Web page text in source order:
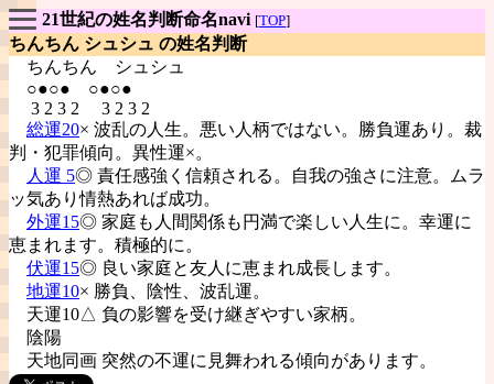
21世紀の姓名判断命名navi [TOP]
ちんちん シュシュ の姓名判断
ちんちん
シュシュ
○●○● ○●○●
3 2 3 2 3 2 3 2
総運20× 波乱の人生。悪い人柄ではない。勝負運あり。裁
判・犯罪傾向。異性運×。
人運 5◎ 責任感強く信頼される。自我の強さに注意。ムラ
ッ気あり情熱あれば成功。
外運15◎ 家庭も人間関係も円満で楽しい人生に。幸運に
恵まれます。積極的に。
伏運15◎ 良い家庭と友人に恵まれ成長します。
地運10× 勝負、陰性、波乱運。
天運10△ 負の影響を受け継ぎやすい家柄。
陰陽
天地同画 突然の不運に見舞われる傾向があります。